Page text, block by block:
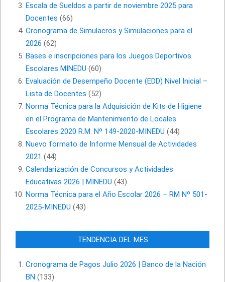
Escala de Sueldos a partir de noviembre 2025 para
Docentes (66)
Cronograma de Simulacros y Simulaciones para el
2026 (62)
Bases e inscripciones para los Juegos Deportivos
Escolares MINEDU (60)
Evaluación de Desempeño Docente (EDD) Nivel Inicial –
Lista de Docentes (52)
Norma Técnica para la Adquisición de Kits de Higiene
en el Programa de Mantenimiento de Locales
Escolares 2020 R.M. Nº 149-2020-MINEDU (44)
Nuevo formato de Informe Mensual de Actividades
2021 (44)
Calendarización de Concursos y Actividades
Educativas 2026 | MINEDU (43)
Norma Técnica para el Año Escolar 2026 – RM Nº 501-
2025-MINEDU (43)
TENDENCIA DEL MES
Cronograma de Pagos Julio 2026 | Banco de la Nación
BN (133)